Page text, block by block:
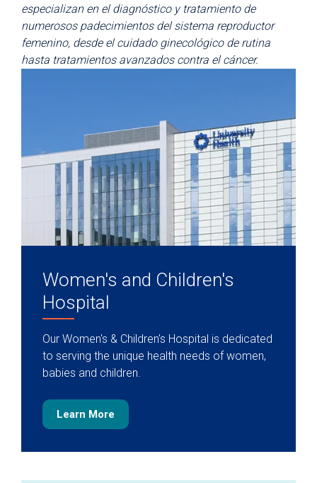
especializan en el diagnóstico y tratamiento de
numerosos padecimientos del sistema reproductor
femenino, desde el cuidado ginecológico de rutina
hasta tratamientos avanzados contra el cáncer.
Women's and Children's
Hospital
Our Women's & Children's Hospital is dedicated
to serving the unique health needs of women,
babies and children.
Learn More